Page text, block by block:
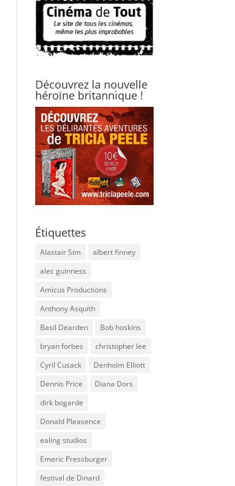
Découvrez la nouvelle
héroïne britannique !
Étiquettes
Alastair Sim
albert finney
alec guinness
Amicus Productions
Anthony Asquith
Basil Dearden
Bob hoskins
bryan forbes
christopher lee
Cyril Cusack
Denholm Elliott
Dennis Price
Diana Dors
dirk bogarde
Donald Pleasence
ealing studios
Emeric Pressburger
festival de Dinard